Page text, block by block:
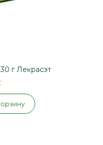
г Лекрасэт